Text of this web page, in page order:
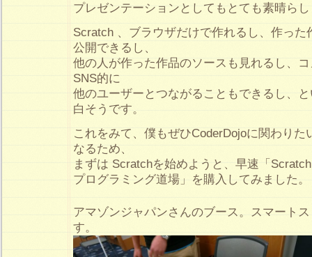
プレゼンテーションとしてもとても素晴ら
Scratch 、ブラウザだけで作れるし、作った
公開できるし、
他の人が作った作品のソースも見れるし、
SNS的に
他のユーザーとつながることもできるし、
白そうです。
これをみて、僕もぜひCoderDojoに関わりた
なるため、
まずは Scratchを始めようと、早速「
プログラミング道場」を購入してみました。
アマゾンジャパンさんのブース。スマート
す。